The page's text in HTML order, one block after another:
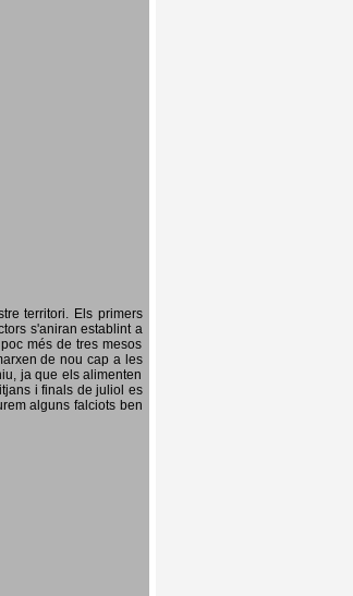
territori. Els primers
s'aniran establint a
més de tres mesos
de nou cap a les
ja que els alimenten
i finals de juliol es
alguns falciots ben